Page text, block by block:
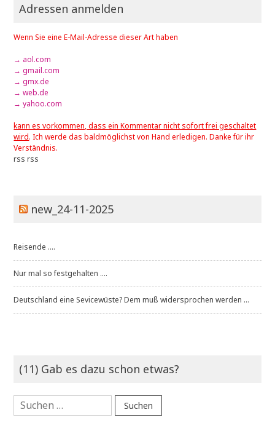
Adressen anmelden
Wenn Sie eine E-Mail-Adresse dieser Art haben
→ aol.com
→ gmail.com
→ gmx.de
→ web.de
→ yahoo.com
kann es vorkommen, dass ein Kommentar nicht sofort frei geschaltet
wird. Ich werde das baldmöglichst von Hand erledigen. Danke für ihr
Verständnis.
rss rss
new_24-11-2025
Reisende ....
Nur mal so festgehalten ....
Deutschland eine Sevicewüste? Dem muß widersprochen werden ...
(11) Gab es dazu schon etwas?
Suchen
nach: